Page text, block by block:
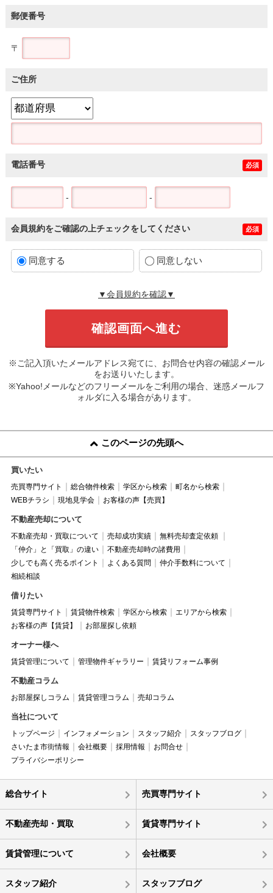
郵便番号
〒
ご住所
電話番号 必須
- -
会員規約をご確認の上チェックをしてください 必須
同意する 同意しない
▼会員規約を確認▼
※ご記入頂いたメールアドレス宛てに、お問合せ内容の確認メール
をお送りいたします。
※Yahoo!メールなどのフリーメールをご利用の場合、迷惑メールフ
ォルダに入る場合があります。
このページの先頭へ
買いたい
売買専門サイト 総合物件検索 学区から検索
町名から検索
WEBチラシ
現地見学会 お客様の声【売買】
不動産売却について
不動産売却・買取について 売却成功実績
無料売却査定依頼
「仲介」と「買取」の違い
不動産売却時の諸費用
少しでも高く売るポイント
よくある質問
仲介手数料について
相続相談
借りたい
賃貸専門サイト 賃貸物件検索 学区から検索
エリアから検索
お客様の声【賃貸】
お部屋探し依頼
オーナー様へ
賃貸管理について 管理物件ギャラリー 賃貸リフォーム事例
不動産コラム
お部屋探しコラム 賃貸管理コラム 売却コラム
当社について
トップページ インフォメーション スタッフ紹介
スタッフブログ
さいたま市街情報
会社概要 採用情報
お問合せ
プライバシーポリシー
総合サイト 売買専門サイト
不動産売却・買取 賃貸専門サイト
賃貸管理について 会社概要
スタッフ紹介 スタッフブログ